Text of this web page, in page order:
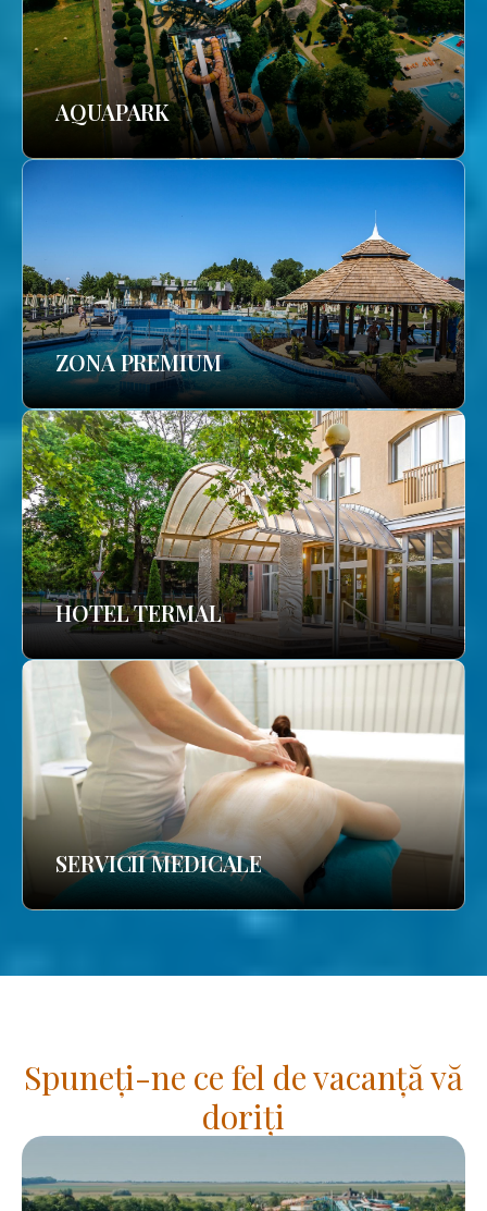
AQUAPARK
ZONA PREMIUM
HOTEL TERMAL
SERVICII MEDICALE
Spuneți-ne ce fel de vacanță vă
doriți